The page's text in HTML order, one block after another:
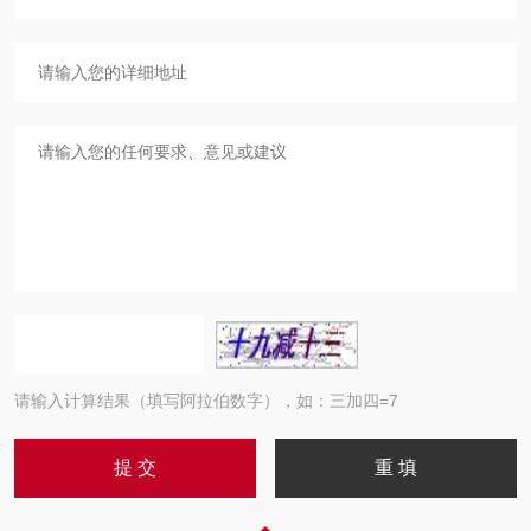
请输入计算结果（填写阿拉伯数字），如：三加四=7